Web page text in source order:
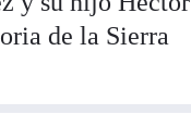
de la Sierra